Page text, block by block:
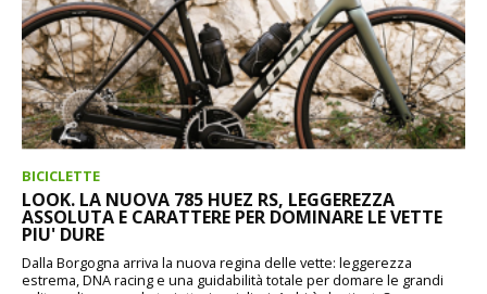
BICICLETTE
LOOK. LA NUOVA 785 HUEZ RS, LEGGEREZZA
ASSOLUTA E CARATTERE PER DOMINARE LE VETTE
PIU' DURE
Dalla Borgogna arriva la nuova regina delle vette: leggerezza
estrema, DNA racing e una guidabilità totale per domare le grandi